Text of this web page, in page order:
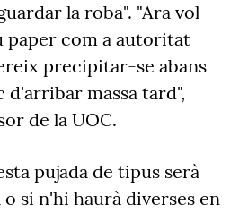
la roba". "Ara vol
paper com a autoritat
precipitar-se abans
massa tard",
de la UOC.
pujada de tipus serà
si n'hi haurà diverses en